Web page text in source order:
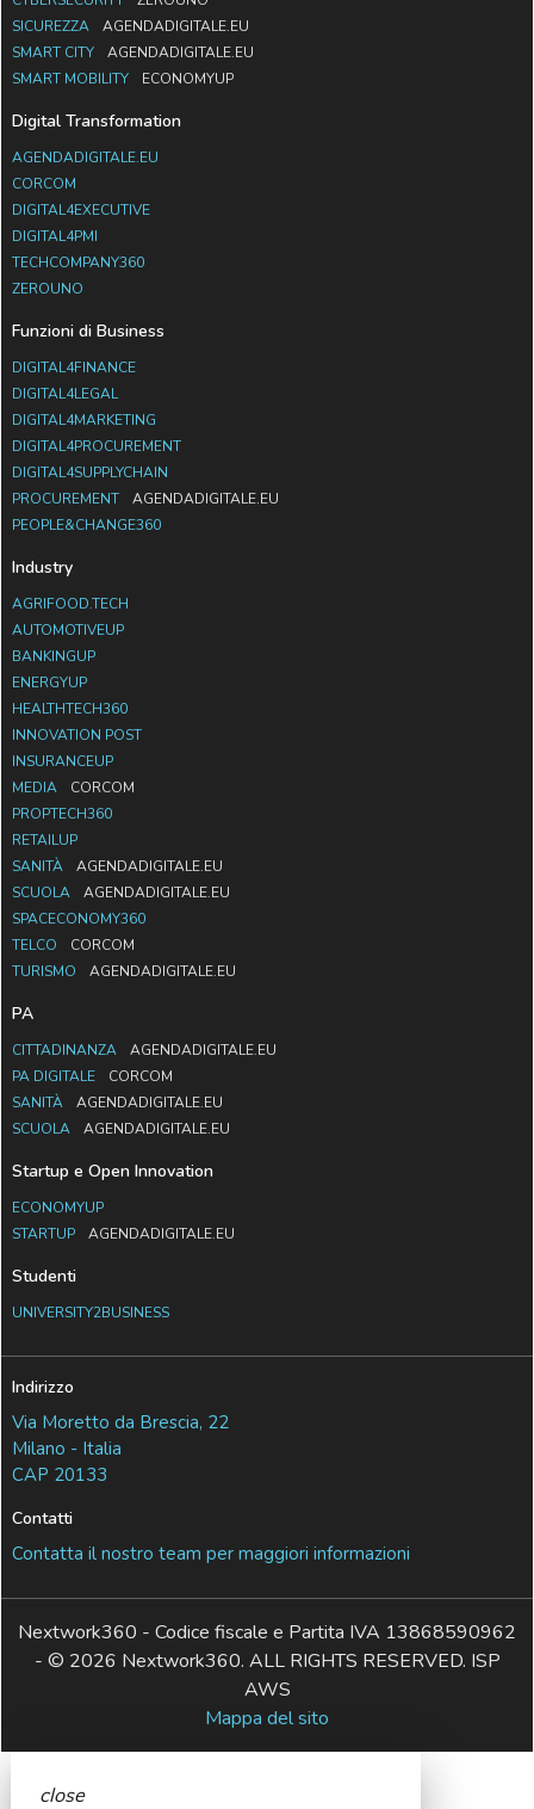
SICUREZZA
AGENDADIGITALE.EU
SMART CITY
AGENDADIGITALE.EU
SMART MOBILITY
ECONOMYUP
Digital Transformation
AGENDADIGITALE.EU
CORCOM
DIGITAL4EXECUTIVE
DIGITAL4PMI
TECHCOMPANY360
ZEROUNO
Funzioni di Business
DIGITAL4FINANCE
DIGITAL4LEGAL
DIGITAL4MARKETING
DIGITAL4PROCUREMENT
DIGITAL4SUPPLYCHAIN
PROCUREMENT
AGENDADIGITALE.EU
PEOPLE&CHANGE360
Industry
AGRIFOOD.TECH
AUTOMOTIVEUP
BANKINGUP
ENERGYUP
HEALTHTECH360
INNOVATION POST
INSURANCEUP
MEDIA
CORCOM
PROPTECH360
RETAILUP
SANITÀ
AGENDADIGITALE.EU
SCUOLA
AGENDADIGITALE.EU
SPACECONOMY360
TELCO
CORCOM
TURISMO
AGENDADIGITALE.EU
PA
CITTADINANZA
AGENDADIGITALE.EU
PA DIGITALE
CORCOM
SANITÀ
AGENDADIGITALE.EU
SCUOLA
AGENDADIGITALE.EU
Startup e Open Innovation
ECONOMYUP
STARTUP
AGENDADIGITALE.EU
Studenti
UNIVERSITY2BUSINESS
Indirizzo
Via Moretto da Brescia, 22
Milano - Italia
CAP 20133
Contatti
Contatta il nostro team per maggiori informazioni
Nextwork360 - Codice fiscale e Partita IVA 13868590962
- © 2026 Nextwork360. ALL RIGHTS RESERVED. ISP
AWS
Mappa del sito
close